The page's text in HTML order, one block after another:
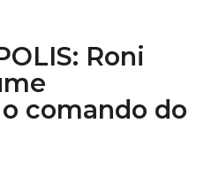
Roni
comando do